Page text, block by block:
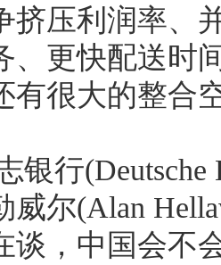
挤压利润率、
、更快配送时
有很大的整合
行(Deutsche
威尔(Alan
谈，中国会不